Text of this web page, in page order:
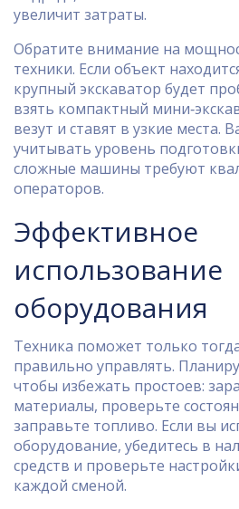
увеличит затраты.
Обратите внимание на
техники. Если объект
крупный экскаватор будет
взять компактный
везут и ставят в узкие места.
учитывать уровень
сложные машины требуют
операторов.
Эффективное
использование
оборудования
Техника поможет только
правильно управлять.
чтобы избежать простоев:
материалы, проверьте
заправьте топливо. Если вы
оборудование, убедитесь в
средств и проверьте
каждой сменой.